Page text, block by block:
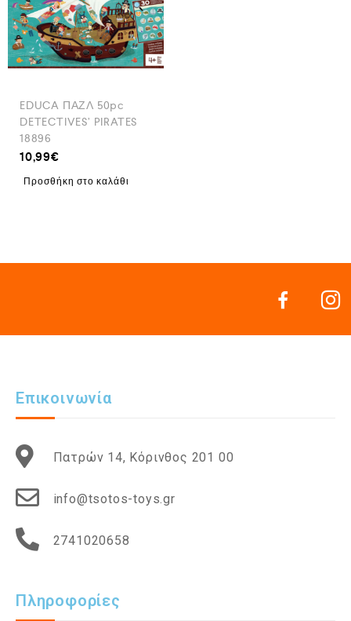
EDUCA ΠΑΖΛ 50pc
DETECTIVES’ PIRATES
18896
10,99€
Προσθήκη στο καλάθι
Επικοινωνία
Πατρών 14, Κόρινθος 201 00
info@tsotos-toys.gr
2741020658
Πληροφορίες